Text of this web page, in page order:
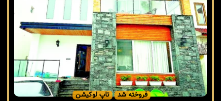
فروخته شد تاپ لوکیشن